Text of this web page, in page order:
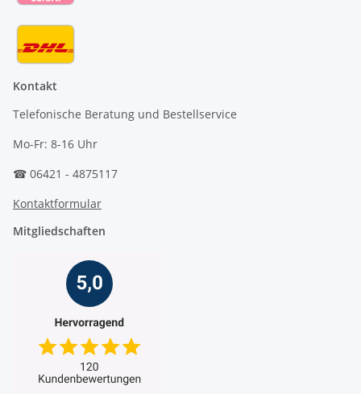
Kontakt
Telefonische Beratung und Bestellservice
Mo-Fr: 8-16 Uhr
☎ 06421 - 4875117
Kontaktformular
Mitgliedschaften